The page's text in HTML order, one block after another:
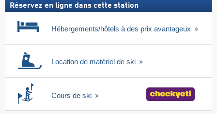
Réservez en ligne dans cette station
Hébergements/hôtels à des prix avantageux
Location de matériel de ski
Cours de ski